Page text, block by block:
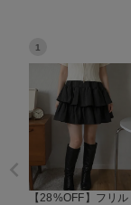
1
【28%OFF】フリル